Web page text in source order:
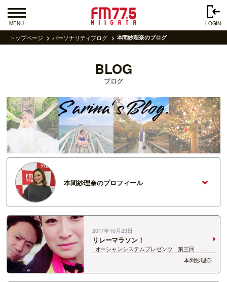
MENU LOGIN
トップページ パーソナリティブログ 本間紗理奈のブログ
BLOG
ブログ
本間紗理奈のプロフィール
2017年10月23日
リレーマラソン！
オーシャンシステムプレゼンツ 第三回
42.195km 新潟リレーマラソン！ 先日島見緑地
で行われました。 私は去年も参加したのです
が、今年も参加となりました！ この方と、
本間紗理奈